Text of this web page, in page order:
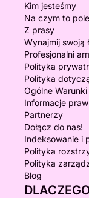
Kim jesteśmy
Na czym to
Z prasy
Wynajmij swoją
Profesjonalni
Polityka
Polityka
Ogólne
Informacje
Partnerzy
Dołącz do nas!
Indeksowanie i
Polityka
Polityka
Blog